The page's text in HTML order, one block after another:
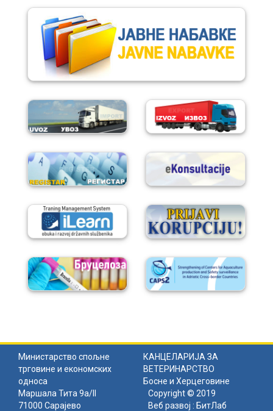
Министарство спољне
трговине и економских
односа
КАНЦЕЛАРИЈА ЗА
ВЕТЕРИНАРСТВО
Босне и Херцеговине
Маршала Тита 9а/II
71000 Сарајево
Copyright © 2019
Веб развој : БитЛаб